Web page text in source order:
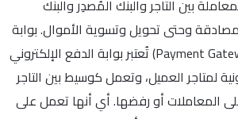
بين التاجر والبنك المُصدِر والبنك
وحتى تحويل وتسوية الأموال. بوابة
الدفع الإلكتروني (Payment Gateway) تُعتبر بوابة الدفع الإلكتروني
لمتاجر العميل، وتعمل كوسيط بين التاجر
المعاملات أو رفضها. أي أنها تعمل على